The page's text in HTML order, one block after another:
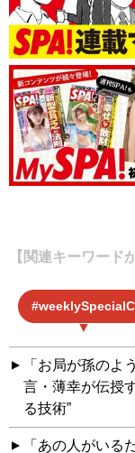
【関連キーワード
weeklySpecialC
「お局が孫のよ
言・薄幸が伝授
る技術”
「あの人がいる